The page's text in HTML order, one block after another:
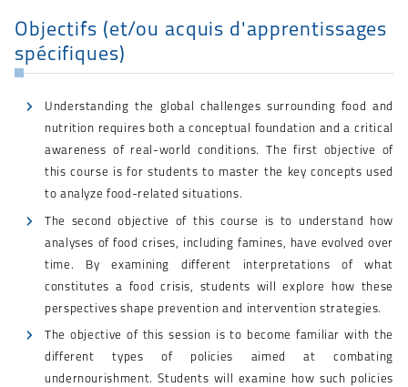
Objectifs (et/ou acquis d'apprentissages
spécifiques)
Understanding the global challenges surrounding food and
nutrition requires both a conceptual foundation and a critical
awareness of real-world conditions. The first objective of
this course is for students to master the key concepts used
to analyze food-related situations.
The second objective of this course is to understand how
analyses of food crises, including famines, have evolved over
time. By examining different interpretations of what
constitutes a food crisis, students will explore how these
perspectives shape prevention and intervention strategies.
The objective of this session is to become familiar with the
different types of policies aimed at combating
undernourishment. Students will examine how such policies